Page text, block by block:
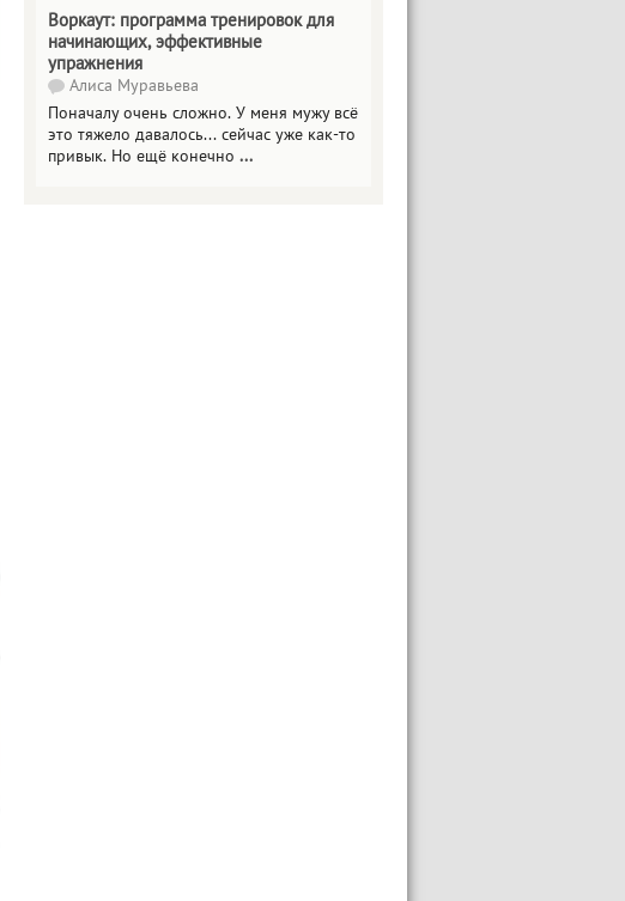
Воркаут: программа тренировок для
начинающих, эффективные
упражнения
Алиса Муравьева
Поначалу очень сложно. У меня мужу всё
это тяжело давалось... сейчас уже как-то
привык. Но ещё конечно ...